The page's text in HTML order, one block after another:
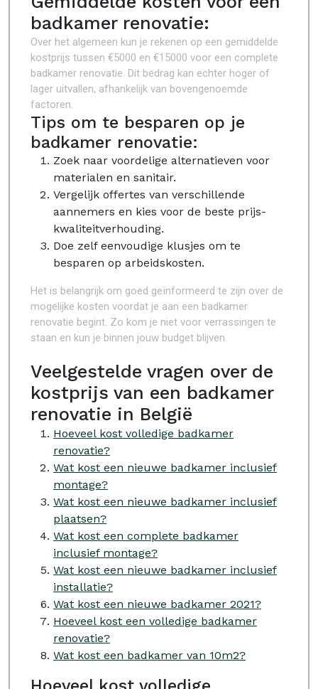
badkamer renovatie:
Over het algemeen kun je rekenen op een gemiddelde
kostprijs tussen €5000 en €15000 voor een complete
badkamer renovatie. Dit bedrag kan echter hoger of
lager uitvallen, afhankelijk van bovengenoemde
factoren.
Tips om te besparen op je
badkamer renovatie:
Zoek naar voordelige alternatieven voor
materialen en sanitair.
Vergelijk offertes van verschillende
aannemers en kies voor de beste prijs-
kwaliteitverhouding.
Doe zelf eenvoudige klusjes om te
besparen op arbeidskosten.
Het is belangrijk om goed geïnformeerd te zijn over de
mogelijke kosten voordat je aan een badkamer
renovatie begint. Zo kom je niet voor verrassingen te
staan en kun je binnen jouw budget blijven.
Veelgestelde vragen over de
kostprijs van een badkamer
renovatie in België
Hoeveel kost volledige badkamer
renovatie?
Wat kost een nieuwe badkamer inclusief
montage?
Wat kost een nieuwe badkamer inclusief
plaatsen?
Wat kost een complete badkamer
inclusief montage?
Wat kost een nieuwe badkamer inclusief
installatie?
Wat kost een nieuwe badkamer 2021?
Hoeveel kost een volledige badkamer
renovatie?
Wat kost een badkamer van 10m2?